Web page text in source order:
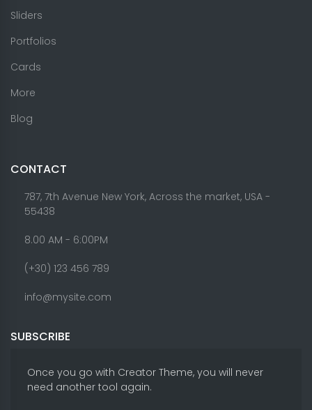
Sliders
Portfolios
Cards
More
Blog
CONTACT
787, 7th Avenue New York, Across the market, USA -
55438
8.00 AM - 6:00PM
(+30) 123 456 789
info@mysite.com
SUBSCRIBE
Once you go with Creator Theme, you will never
need another tool again.